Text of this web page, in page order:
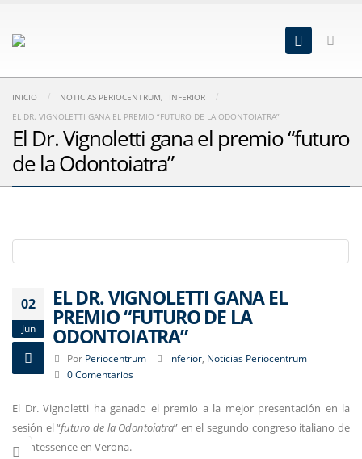
INICIO NOTICIAS PERIOCENTRUM,
INFERIOR
EL DR. VIGNOLETTI GANA EL PREMIO “FUTURO DE LA ODONTOIATRA”
El Dr. Vignoletti gana el premio “futuro
de la Odontoiatra”
02
Jun
EL DR. VIGNOLETTI GANA EL
PREMIO “FUTURO DE LA
ODONTOIATRA”
Por Periocentrum inferior Noticias Periocentrum
0 Comentarios
El Dr. Vignoletti ha ganado el premio a la mejor presentación en la
sesión el “futuro de la Odontoiatra” en el segundo congreso italiano de
Quintessence en Verona.